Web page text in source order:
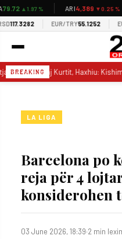
▲1.97 % ARI4,389▼0.25 %
117.3282 EUR/TRY55.1252
BREAKING
me vezë ndaj Kurtit, Haxhiu:
LA LIGA
Barcelona po
reja për 4
konsiderohen
03 June 2026, 18:39·2 min